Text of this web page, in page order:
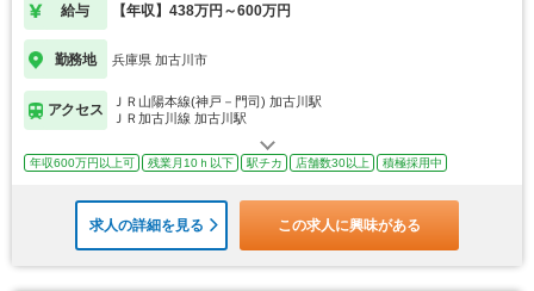
給与 【年収】438万円～600万円
勤務地 兵庫県 加古川市
アクセス
ＪＲ山陽本線(神戸－門司) 加古川駅
ＪＲ加古川線 加古川駅
年収600万円以上可 残業月10ｈ以下 駅チカ 店舗数30以上 積極採用中
求人の詳細を見る この求人に興味がある